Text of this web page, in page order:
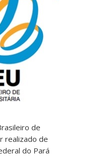
de
realizado de
do Pará